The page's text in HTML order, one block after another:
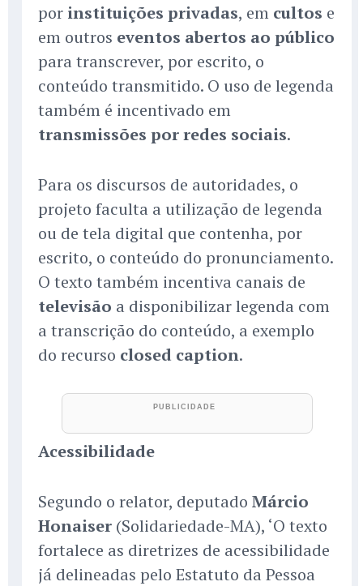
por instituições privadas, em cultos e
em outros eventos abertos ao público
para transcrever, por escrito, o
conteúdo transmitido. O uso de legenda
também é incentivado em
transmissões por redes sociais.
Para os discursos de autoridades, o
projeto faculta a utilização de legenda
ou de tela digital que contenha, por
escrito, o conteúdo do pronunciamento.
O texto também incentiva canais de
televisão a disponibilizar legenda com
a transcrição do conteúdo, a exemplo
do recurso closed caption.
Acessibilidade
Segundo o relator, deputado Márcio
Honaiser (Solidariedade-MA), ‘O texto
fortalece as diretrizes de acessibilidade
já delineadas pelo Estatuto da Pessoa